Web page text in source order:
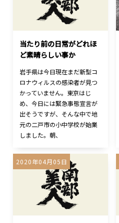
当たり前の日常がどれほ
ど素晴らしい事か
岩手県は今日現在まだ新型コ
ロナウィルスの感染者が見つ
かっていません。東京はじ
め、今日には緊急事態宣言が
出そうですが、そんな中で地
元の二戸市の小中学校が始業
しました。朝、
2020年04月05日